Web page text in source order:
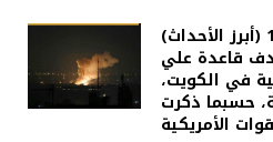
(أبرز الأحداث) الأخبار العاجلة اليوم، 15
قاعدة علي
في الكويت،
حسبما ذكرت